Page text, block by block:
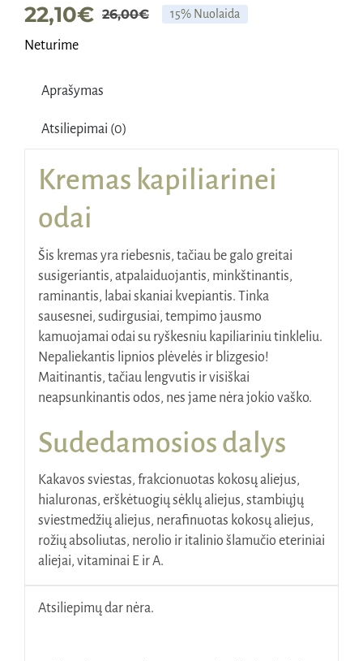
26,00€Original
22,10€
Current
15% Nuolaida
Neturime
Aprašymas
Atsiliepimai (0)
Kremas kapiliarinei
odai
Šis kremas yra riebesnis, tačiau be galo greitai
susigeriantis, atpalaiduojantis, minkštinantis,
raminantis, labai skaniai kvepiantis. Tinka
sausesnei, sudirgusiai, tempimo jausmo
kamuojamai odai su ryškesniu kapiliariniu tinkleliu.
Nepaliekantis lipnios plėvelės ir blizgesio!
Maitinantis, tačiau lengvutis ir visiškai
neapsunkinantis odos, nes jame nėra jokio vaško.
Sudedamosios dalys
Kakavos sviestas, frakcionuotas kokosų aliejus,
hialuronas, erškėtuogių sėklų aliejus, stambiųjų
sviestmedžių aliejus, nerafinuotas kokosų aliejus,
rožių absoliutas, nerolio ir italinio šlamučio eteriniai
aliejai, vitaminai E ir A.
Atsiliepimų dar nėra.